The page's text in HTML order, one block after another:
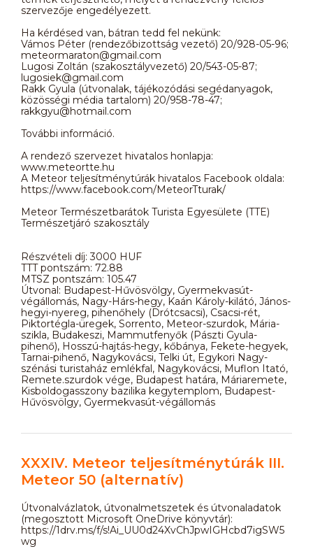
szervezője engedélyezett.
Ha kérdésed van, bátran tedd fel nekünk:
Vámos Péter (rendezőbizottság vezető) 20/928-05-96;
meteormaraton@gmail.com
Lugosi Zoltán (szakosztályvezető) 20/543-05-87;
lugosiek@gmail.com
Rakk Gyula (útvonalak, tájékozódási segédanyagok,
közösségi média tartalom) 20/958-78-47;
rakkgyu@hotmail.com
További információ.
A rendező szervezet hivatalos honlapja:
www.meteortte.hu
A Meteor teljesítménytúrák hivatalos Facebook oldala:
https://www.facebook.com/MeteorTturak/
Meteor Természetbarátok Turista Egyesülete (TTE)
Természetjáró szakosztály
Részvételi díj: 3000 HUF
TTT pontszám: 72.88
MTSZ pontszám: 105.47
Útvonal: Budapest-Hűvösvölgy, Gyermekvasút-
végállomás, Nagy-Hárs-hegy, Kaán Károly-kilátó, János-
hegyi-nyereg, pihenőhely (Drótcsacsi), Csacsi-rét,
Piktortégla-üregek, Sorrento, Meteor-szurdok, Mária-
szikla, Budakeszi, Mammutfenyők (Pászti Gyula-
pihenő), Hosszú-hajtás-hegy, kőbánya, Fekete-hegyek,
Tarnai-pihenő, Nagykovácsi, Telki út, Egykori Nagy-
szénási turistaház emlékfal, Nagykovácsi, Muflon Itató,
Remete.szurdok vége, Budapest határa, Máriaremete,
Kisboldogasszony bazilika kegytemplom, Budapest-
Hűvösvölgy, Gyermekvasút-végállomás
XXXIV. Meteor teljesítménytúrák III.
Meteor 50 (alternatív)
Útvonalvázlatok, útvonalmetszetek és útvonaladatok
(megosztott Microsoft OneDrive könyvtár):
https://1drv.ms/f/s!Ai_UU0d24XvChJpwIGHcbd7igSW5
wg